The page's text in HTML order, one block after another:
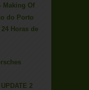
Making Of
do Porto
24 Horas de
2